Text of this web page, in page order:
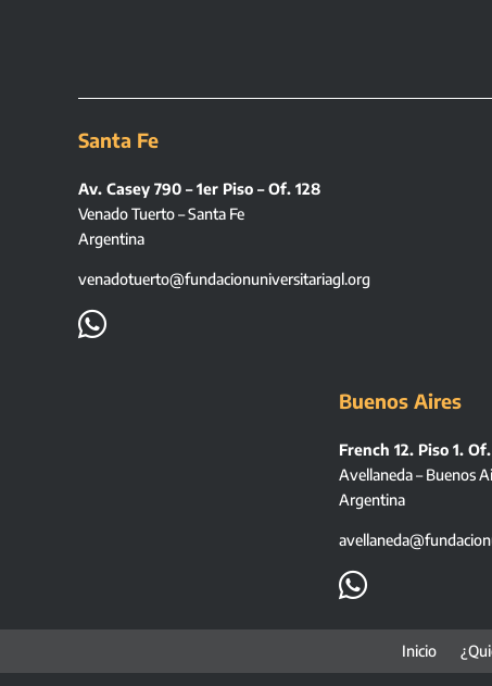
Santa Fe
Av. Casey 790 – 1er Piso – Of. 128
Venado Tuerto – Santa Fe
Argentina
venadotuerto@fundacionuniversitariagl.org

Buenos Aires
French 12. Piso 1.
Avellaneda – Buenos
Argentina

Inicio